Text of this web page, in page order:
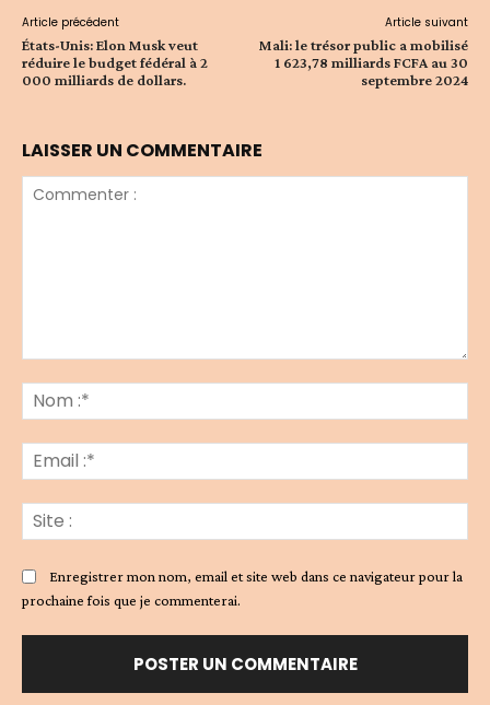
Article précédent
États-Unis: Elon Musk veut
réduire le budget fédéral à 2
000 milliards de dollars.
Article suivant
Mali: le trésor public a mobilisé
1 623,78 milliards FCFA au 30
septembre 2024
LAISSER UN COMMENTAIRE
:*
:*
:
Enregistrer mon nom, email et site web dans ce navigateur pour la
prochaine fois que je commenterai.